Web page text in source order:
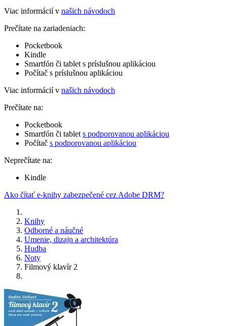
Viac informácií v našich návodoch
Prečítate na zariadeniach:
Pocketbook
Kindle
Smartfón či tablet s príslušnou aplikáciou
Počítač s príslušnou aplikáciou
Viac informácií v našich návodoch
Prečítate na:
Pocketbook
Smartfón či tablet s podporovanou aplikáciou
Počítač s podporovanou aplikáciou
Neprečítate na:
Kindle
Ako čítať e-knihy zabezpečené cez Adobe DRM?
Knihy
Odborné a náučné
Umenie, dizajn a architektúra
Hudba
Noty
Filmový klavír 2